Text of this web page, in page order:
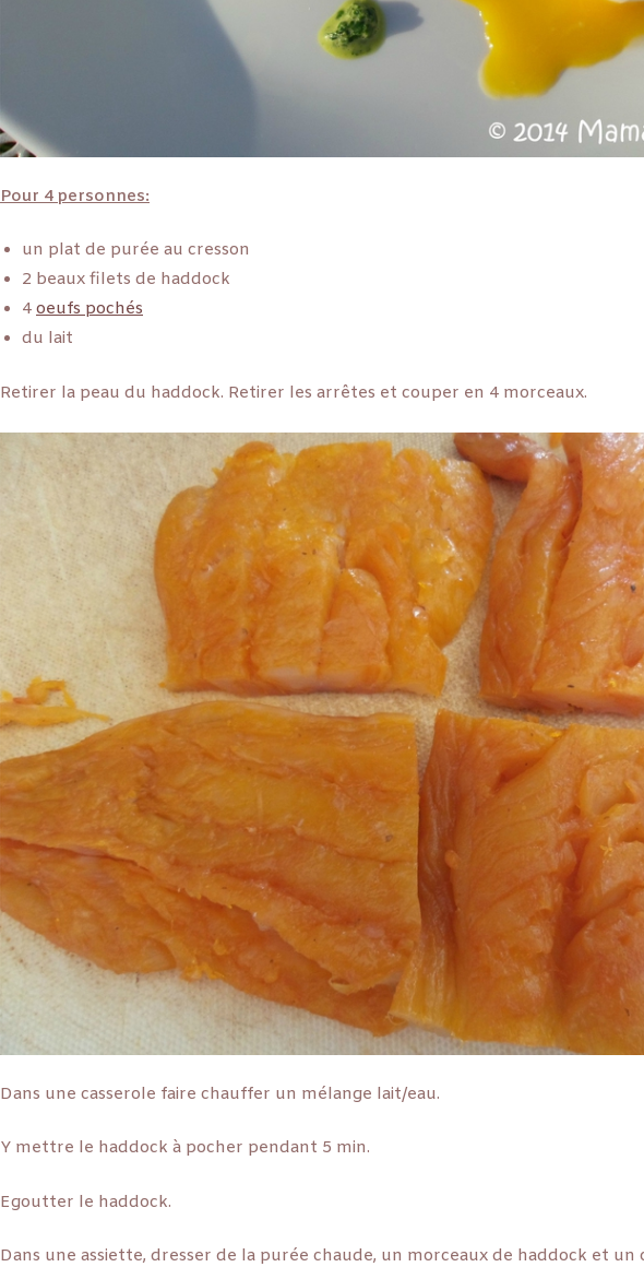
Pour 4 personnes:
un plat de purée au cresson
2 beaux filets de haddock
4 oeufs pochés
du lait
Retirer la peau du haddock. Retirer les arrêtes et couper en 4 morceaux.
Dans une casserole faire chauffer un mélange lait/eau.
Y mettre le haddock à pocher pendant 5 min.
Egoutter le haddock.
Dans une assiette, dresser de la purée chaude, un morceaux de haddock et un